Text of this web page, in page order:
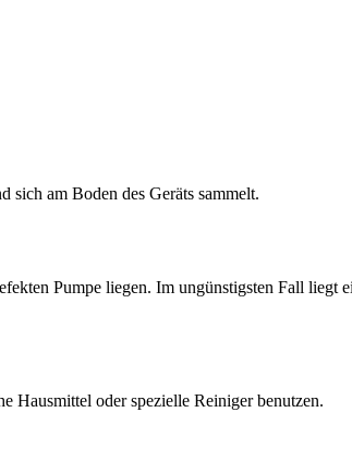
sich am Boden des Geräts sammelt.
Pumpe liegen. Im ungünstigsten Fall liegt
Hausmittel oder spezielle Reiniger benutzen.